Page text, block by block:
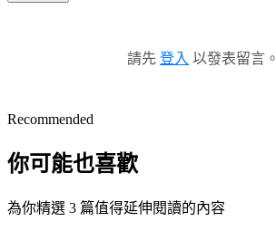
請先 登入 以發表留言。
Recommended
你可能也喜歡
為你精選 3 篇值得延伸閱讀的內容